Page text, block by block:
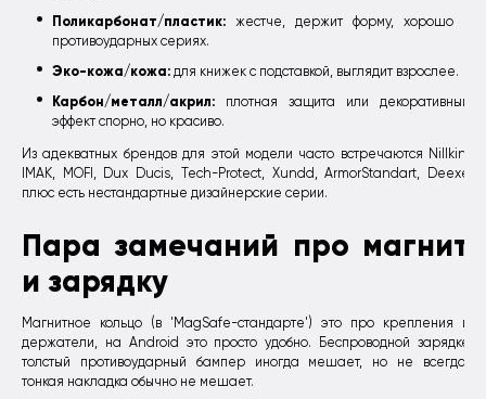
Поликарбонат/пластик: жестче, держит форму, хорошо в
противоударных сериях.
Эко-кожа/кожа: для книжек с подставкой, выглядит взрослее.
Карбон/металл/акрил: плотная защита или декоративный
эффект спорно, но красиво.
Из адекватных брендов для этой модели часто встречаются Nillkin,
IMAK, MOFI, Dux Ducis, Tech-Protect, Xundd, ArmorStandart, Deexe
плюс есть нестандартные дизайнерские серии.
Пара замечаний про магнит
и зарядку
Магнитное кольцо (в 'MagSafe-стандарте') это про крепления и
держатели, на Android это просто удобно. Беспроводной зарядке
толстый противоударный бампер иногда мешает, но не всегда;
тонкая накладка обычно не мешает.